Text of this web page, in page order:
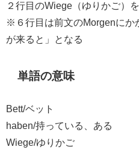
２行目のWiege（ゆりかご）
※６行目は前文のMorgenにか
が来ると」となる
単語の意味
Bett/ベット
haben/持っている、ある
Wiege/ゆりかご